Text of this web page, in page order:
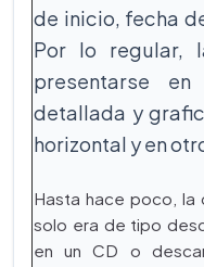
de inicio, fecha
Por lo regular,
presentarse
detallada y
horizontal y en
Hasta hace poco, la
solo era de tipo
en un CD o